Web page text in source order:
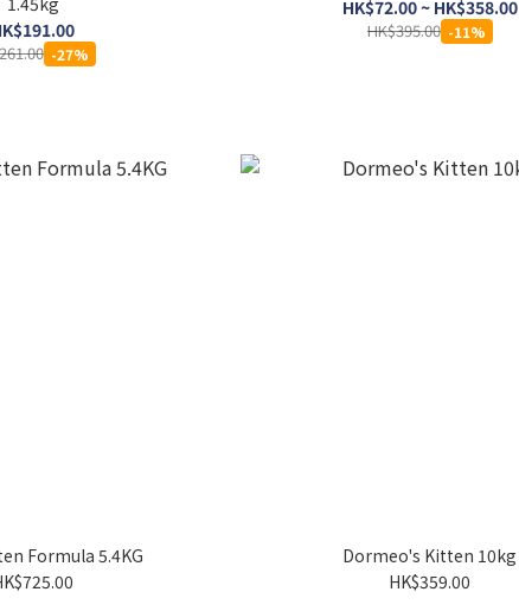
-27%
HK$72.00 ~ HK$358.00
HK$395.00 -11%
Formula 5.4KG
Dormeo's Kitten 10kg
HK$359.00